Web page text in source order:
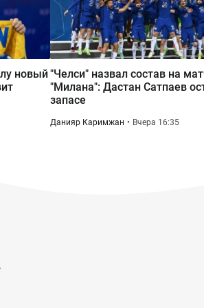
новый"Челси" назвал состав на
"Милана": Дастан Сатпаев
запасе
Данияр Каримжан Вчера 16:35